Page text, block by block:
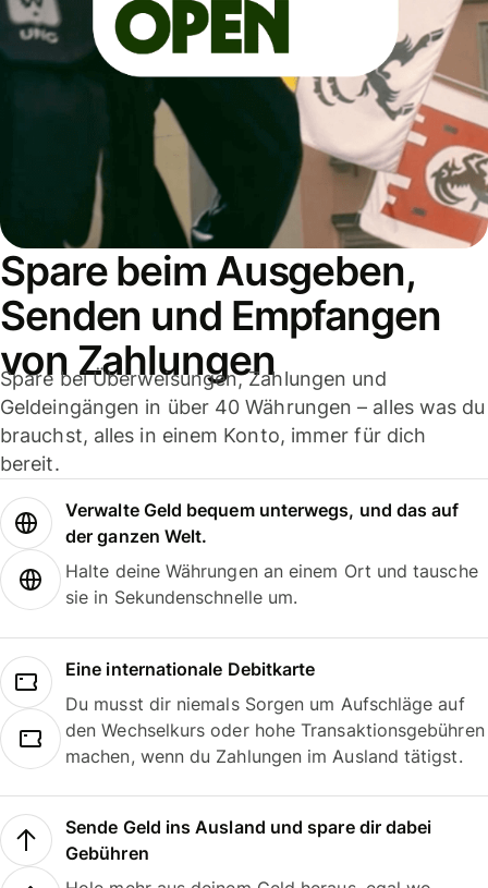
Spare beim Ausgeben,
Senden und Empfangen
von Zahlungen
Spare bei Überweisungen, Zahlungen und
Geldeingängen in über 40 Währungen – alles was du
brauchst, alles in einem Konto, immer für dich
bereit.
Verwalte Geld bequem unterwegs, und das auf
der ganzen Welt.
Halte deine Währungen an einem Ort und tausche
sie in Sekundenschnelle um.
Eine internationale Debitkarte
Du musst dir niemals Sorgen um Aufschläge auf
den Wechselkurs oder hohe Transaktionsgebühren
machen, wenn du Zahlungen im Ausland tätigst.
Sende Geld ins Ausland und spare dir dabei
Gebühren